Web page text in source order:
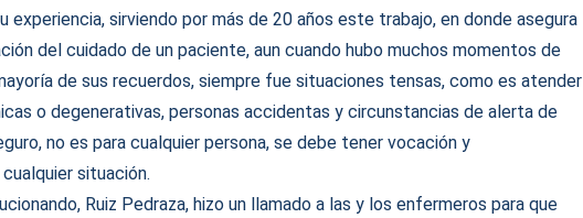
experiencia, sirviendo por más de 20 años este trabajo, en donde asegura
del cuidado de un paciente, aun cuando hubo muchos momentos de
de sus recuerdos, siempre fue situaciones tensas, como es atender
o degenerativas, personas accidentas y circunstancias de alerta de
no es para cualquier persona, se debe tener vocación y
situación.
Ruiz Pedraza, hizo un llamado a las y los enfermeros para que